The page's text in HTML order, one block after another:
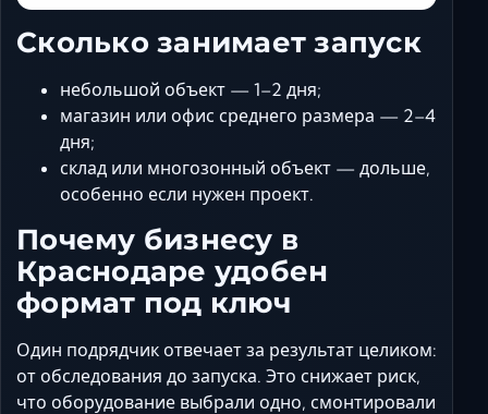
Сколько занимает запуск
небольшой объект — 1–2 дня;
магазин или офис среднего размера — 2–4
дня;
склад или многозонный объект — дольше,
особенно если нужен проект.
Почему бизнесу в
Краснодаре удобен
формат под ключ
Один подрядчик отвечает за результат целиком:
от обследования до запуска. Это снижает риск,
что оборудование выбрали одно, смонтировали